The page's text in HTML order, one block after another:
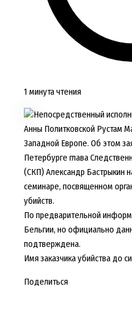
1 минута чтения
Непосредственный
Анны Политковской Рустам
Западной Европе. Об этом
Петербурге глава
(СКП) Александр Бастрыкин
семинаре, посвященном
убийств.
По предварительной
Бельгии, но официально
подтверждена.
Имя заказчика убийства до
Поделиться